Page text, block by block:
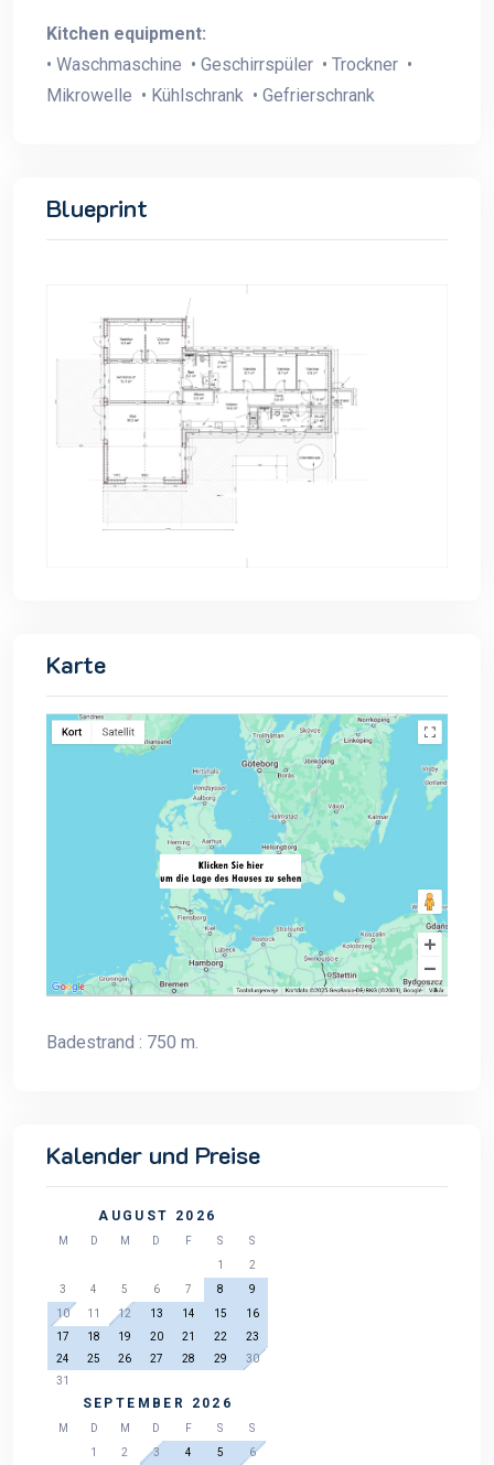
Kitchen equipment:
• Waschmaschine • Geschirrspüler • Trockner •
Mikrowelle • Kühlschrank • Gefrierschrank
Blueprint
Karte
Badestrand : 750 m.
Kalender und Preise
AUGUST 2026
M D M D F S
S
1
2
3
4 5 6 7 8
9
10
11 12 13 14 15
16
17
18 19 20 21 22
23
24
25 26 27 28 29
30
31
SEPTEMBER 2026
M D M D F S
S
1
2 3 4 5 6